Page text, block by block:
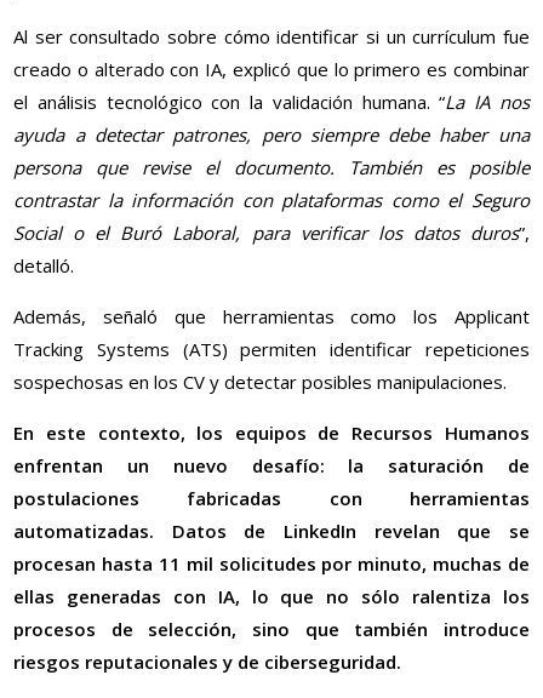
Al ser consultado sobre cómo identificar si un currículum fue
creado o alterado con IA, explicó que lo primero es combinar
el análisis tecnológico con la validación humana. “La IA nos
ayuda a detectar patrones, pero siempre debe haber una
persona que revise el documento. También es posible
contrastar la información con plataformas como el Seguro
Social o el Buró Laboral, para verificar los datos duros”,
detalló.
Además, señaló que herramientas como los Applicant
Tracking Systems (ATS) permiten identificar repeticiones
sospechosas en los CV y detectar posibles manipulaciones.
En este contexto, los equipos de Recursos Humanos
enfrentan un nuevo desafío: la saturación de
postulaciones fabricadas con herramientas
automatizadas. Datos de LinkedIn revelan que se
procesan hasta 11 mil solicitudes por minuto, muchas de
ellas generadas con IA, lo que no sólo ralentiza los
procesos de selección, sino que también introduce
riesgos reputacionales y de ciberseguridad.